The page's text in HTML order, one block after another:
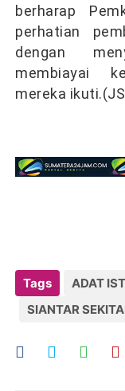
berharap
perhatian
dengan
membiayai
mereka
Tags ADAT
SIANTAR